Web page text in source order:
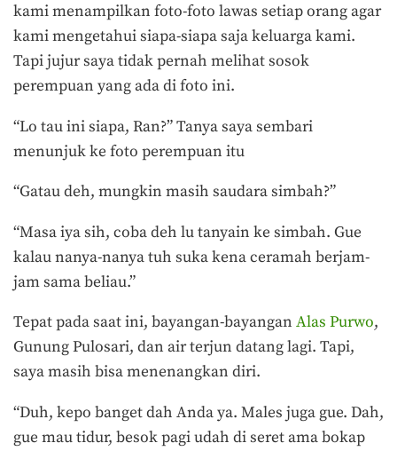
kami menampilkan foto-foto lawas setiap orang agar
kami mengetahui siapa-siapa saja keluarga kami.
Tapi jujur saya tidak pernah melihat sosok
perempuan yang ada di foto ini.
“Lo tau ini siapa, Ran?” Tanya saya sembari
menunjuk ke foto perempuan itu
“Gatau deh, mungkin masih saudara simbah?”
“Masa iya sih, coba deh lu tanyain ke simbah. Gue
kalau nanya-nanya tuh suka kena ceramah berjam-
jam sama beliau.”
Tepat pada saat ini, bayangan-bayangan Alas Purwo,
Gunung Pulosari, dan air terjun datang lagi. Tapi,
saya masih bisa menenangkan diri.
“Duh, kepo banget dah Anda ya. Males juga gue. Dah,
gue mau tidur, besok pagi udah di seret ama bokap